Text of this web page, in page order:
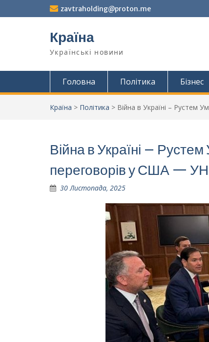
до
zavtraholding@proton.me
Країна
Українські новини
Головна Політика Бізнес
Країна > Політика > Війна в Україні – Рустем
Війна в Україні –
переговорів у США —
30 Листопада, 2025